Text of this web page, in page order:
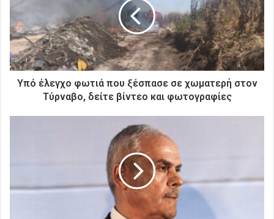
λ
ε
κ
τ
ς
Υπό έλεγχο φωτιά που ξέσπασε σε χωματερή στον
Τύρναβο, δείτε βίντεο και φωτογραφίες